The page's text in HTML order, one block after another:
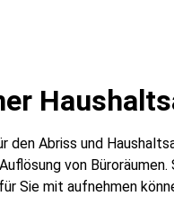
Abriss und
von
Sie mit aufnehmen